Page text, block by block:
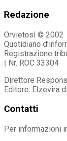
Redazione
Orvietosì © 2002
Quotidiano
Registrazione
| Nr. ROC 33304
Direttore
Editore: Elzevira
Contatti
Per informazioni